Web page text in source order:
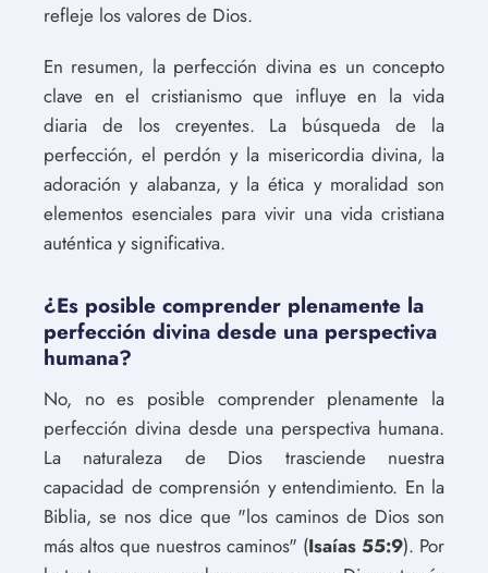
refleje los valores de Dios.
En resumen, la perfección divina es un concepto
clave en el cristianismo que influye en la vida
diaria de los creyentes. La búsqueda de la
perfección, el perdón y la misericordia divina, la
adoración y alabanza, y la ética y moralidad son
elementos esenciales para vivir una vida cristiana
auténtica y significativa.
¿Es posible comprender plenamente la
perfección divina desde una perspectiva
humana?
No, no es posible comprender plenamente la
perfección divina desde una perspectiva humana.
La naturaleza de Dios trasciende nuestra
capacidad de comprensión y entendimiento. En la
Biblia, se nos dice que "los caminos de Dios son
más altos que nuestros caminos" (Isaías 55:9). Por